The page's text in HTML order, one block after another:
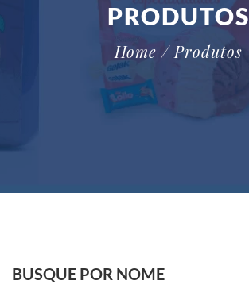
PRODUTOS
Home / Produtos
BUSQUE POR NOME